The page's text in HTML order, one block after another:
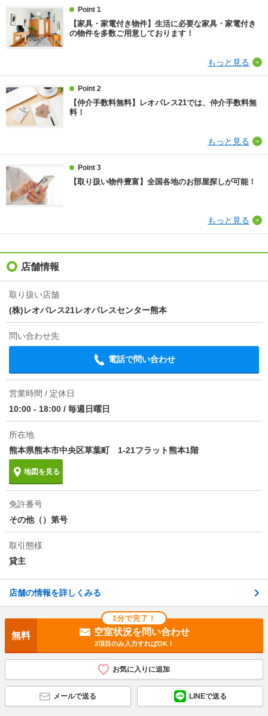
損保 要
0～120％で変動有）※記載金額は120％の場合
ほか初期費用
合計8.67万円（内訳：退去時清掃費52250円、鍵交換
費16500円、抗菌施工（任意）18040円（税込））
その他諸費用
不要
情報更新日
Point 1
【家具・家電付き物件】生活に必要な家具・家電付き
の物件を多数ご用意しております！
もっと見る
Point 2
【仲介手数料無料】レオパレス21では、仲介手数料無
料！
もっと見る
Point 3
【取り扱い物件豊富】全国各地のお部屋探しが可能！
もっと見る
店舗情報
取り扱い店舗
(株)レオパレス21レオパレスセンター熊本
問い合わせ先
電話で問い合わせ
営業時間 / 定休日
10:00 - 18:00 / 毎週日曜日
所在地
熊本県熊本市中央区草葉町 1-21フラット熊本1階
地図を見る
免許番号
その他（）第号
取引態様
貸主
店舗の情報を詳しくみる
1分で完了！
無料 空室状況を問い合わせ
2項目のみ入力すればOK！
お気に入りに追加
メールで送る LINEで送る